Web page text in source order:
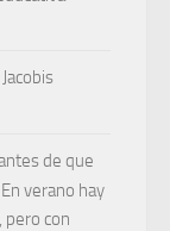
de que
verano hay
pero con